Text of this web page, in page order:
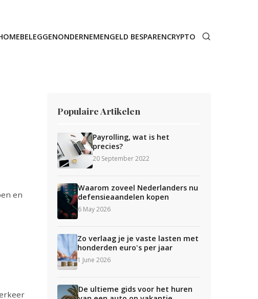
BELEGGENONDERNEMENGELD BESPARENCRYPTO
en
Populaire Artikelen
Payrolling, wat is het
precies?
20 September 2022
Waarom zoveel Nederlanders nu
defensieaandelen kopen
6 May 2026
Zo verlaag je je vaste lasten met
honderden euro's per jaar
1 June 2026
De ultieme gids voor het huren